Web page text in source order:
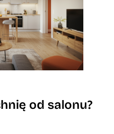
od salonu?